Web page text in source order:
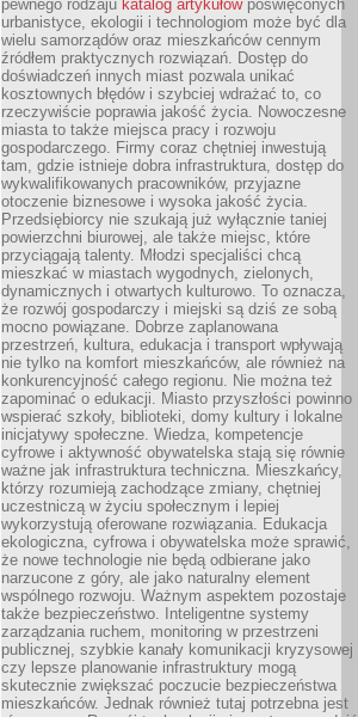
pewnego rodzaju katalog artykułówpoświęconych
urbanistyce, ekologii i technologiom może być dla
wielu samorządów oraz mieszkańców cennym
źródłem praktycznych rozwiązań. Dostęp do
doświadczeń innych miast pozwala unikać
kosztownych błędów i szybciej wdrażać to, co
rzeczywiście poprawia jakość życia. Nowoczesne
miasta to także miejsca pracy i rozwoju
gospodarczego. Firmy coraz chętniej inwestują
tam, gdzie istnieje dobra infrastruktura, dostęp do
wykwalifikowanych pracowników, przyjazne
otoczenie biznesowe i wysoka jakość życia.
Przedsiębiorcy nie szukają już wyłącznie taniej
powierzchni biurowej, ale także miejsc, które
przyciągają talenty. Młodzi specjaliści chcą
mieszkać w miastach wygodnych, zielonych,
dynamicznych i otwartych kulturowo. To oznacza,
że rozwój gospodarczy i miejski są dziś ze sobą
mocno powiązane. Dobrze zaplanowana
przestrzeń, kultura, edukacja i transport wpływają
nie tylko na komfort mieszkańców, ale również na
konkurencyjność całego regionu. Nie można też
zapominać o edukacji. Miasto przyszłości powinno
wspierać szkoły, biblioteki, domy kultury i lokalne
inicjatywy społeczne. Wiedza, kompetencje
cyfrowe i aktywność obywatelska stają się równie
ważne jak infrastruktura techniczna. Mieszkańcy,
którzy rozumieją zachodzące zmiany, chętniej
uczestniczą w życiu społecznym i lepiej
wykorzystują oferowane rozwiązania. Edukacja
ekologiczna, cyfrowa i obywatelska może sprawić,
że nowe technologie nie będą odbierane jako
narzucone z góry, ale jako naturalny element
wspólnego rozwoju. Ważnym aspektem pozostaje
także bezpieczeństwo. Inteligentne systemy
zarządzania ruchem, monitoring w przestrzeni
publicznej, szybkie kanały komunikacji kryzysowej
czy lepsze planowanie infrastruktury mogą
skutecznie zwiększać poczucie bezpieczeństwa
mieszkańców. Jednak również tutaj potrzebna jest